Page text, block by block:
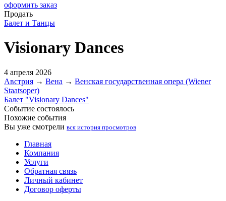
оформить заказ
Продать
Балет и Танцы
Visionary Dances
4 апреля 2026
Австрия → Вена → Венская государственная опера (Wiener
Staatsoper)
Балет "Visionary Dances"
Событие состоялось
Похожие события
Вы уже смотрели вся история просмотров
Главная
Компания
Услуги
Обратная связь
Личный кабинет
Договор оферты